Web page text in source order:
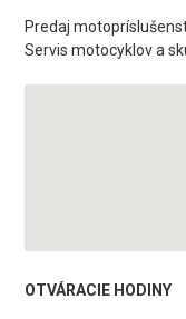
Predaj
Servis motocyklov a
OTVÁRACIE HODINY